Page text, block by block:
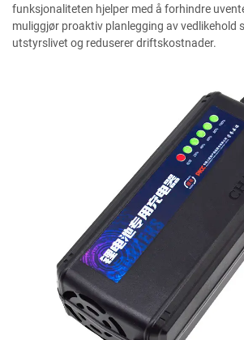
funksjonaliteten hjelper med å forhindre
muliggjør proaktiv planlegging av vedlikehold
utstyrslivet og reduserer driftskostnader.